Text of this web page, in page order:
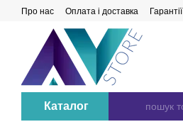
Перейти до основного контенту
Про нас Оплата і доставка Гарантії
Каталог